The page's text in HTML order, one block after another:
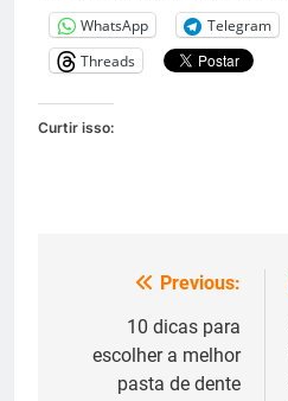
WhatsApp Telegram
Threads
Curtir isso:
Navegação
Previous:
10 dicas para
escolher a melhor
pasta de dente